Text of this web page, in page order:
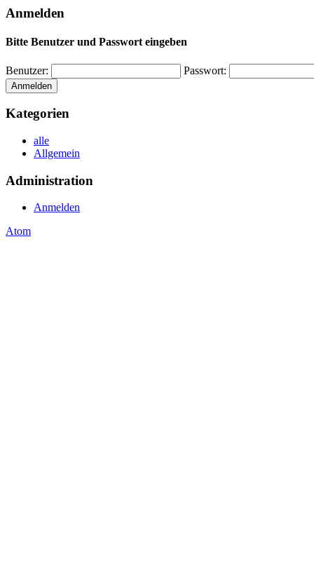
Anmelden
Bitte Benutzer und Passwort eingeben
Benutzer: Passwort:
Kategorien
alle
Allgemein
Administration
Anmelden
Atom